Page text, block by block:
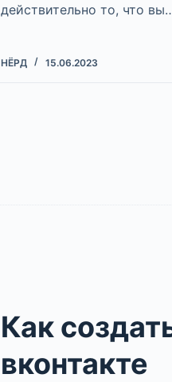
действительно то, что
НЁРД 15.06.2023
Как
вконтакте